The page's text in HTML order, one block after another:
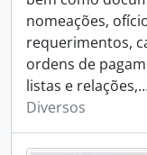
nomeações,
requerimentos,
ordens de
listas e relações,
Diversos